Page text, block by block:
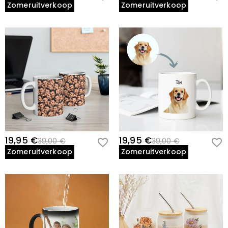
Zomeruitverkoop
Zomeruitverkoop
19,95 €39,00 €
Zomeruitverkoop
19,95 €39,00 €
Zomeruitverkoop